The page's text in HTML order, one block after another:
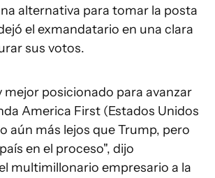
alternativa para tomar la posta
el exmandatario en una clara
sus votos.
mejor posicionado para avanzar
America First (Estados Unidos
aún más lejos que Trump, pero
en el proceso", dijo
multimillonario empresario a la